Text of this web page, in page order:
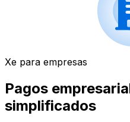
Xe para empresas
Pagos
simplificados